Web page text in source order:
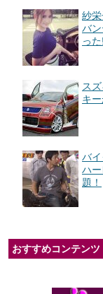
紗
バ
っ
ス
キ
バ
ハ
題！
おすすめコンテンツ